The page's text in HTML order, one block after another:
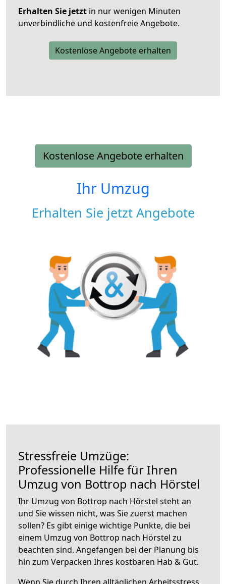
Erhalten Sie jetzt in nur wenigen Minuten
unverbindliche und kostenfreie Angebote.
Kostenlose Angebote erhalten
Kostenlose Angebote erhalten
Ihr Umzug
Erhalten Sie jetzt Angebote
Stressfreie Umzüge:
Professionelle Hilfe für Ihren
Umzug von Bottrop nach Hörstel
Ihr Umzug von Bottrop nach Hörstel steht an
und Sie wissen nicht, was Sie zuerst machen
sollen? Es gibt einige wichtige Punkte, die bei
einem Umzug von Bottrop nach Hörstel zu
beachten sind. Angefangen bei der Planung bis
hin zum Verpacken Ihres kostbaren Hab & Gut.